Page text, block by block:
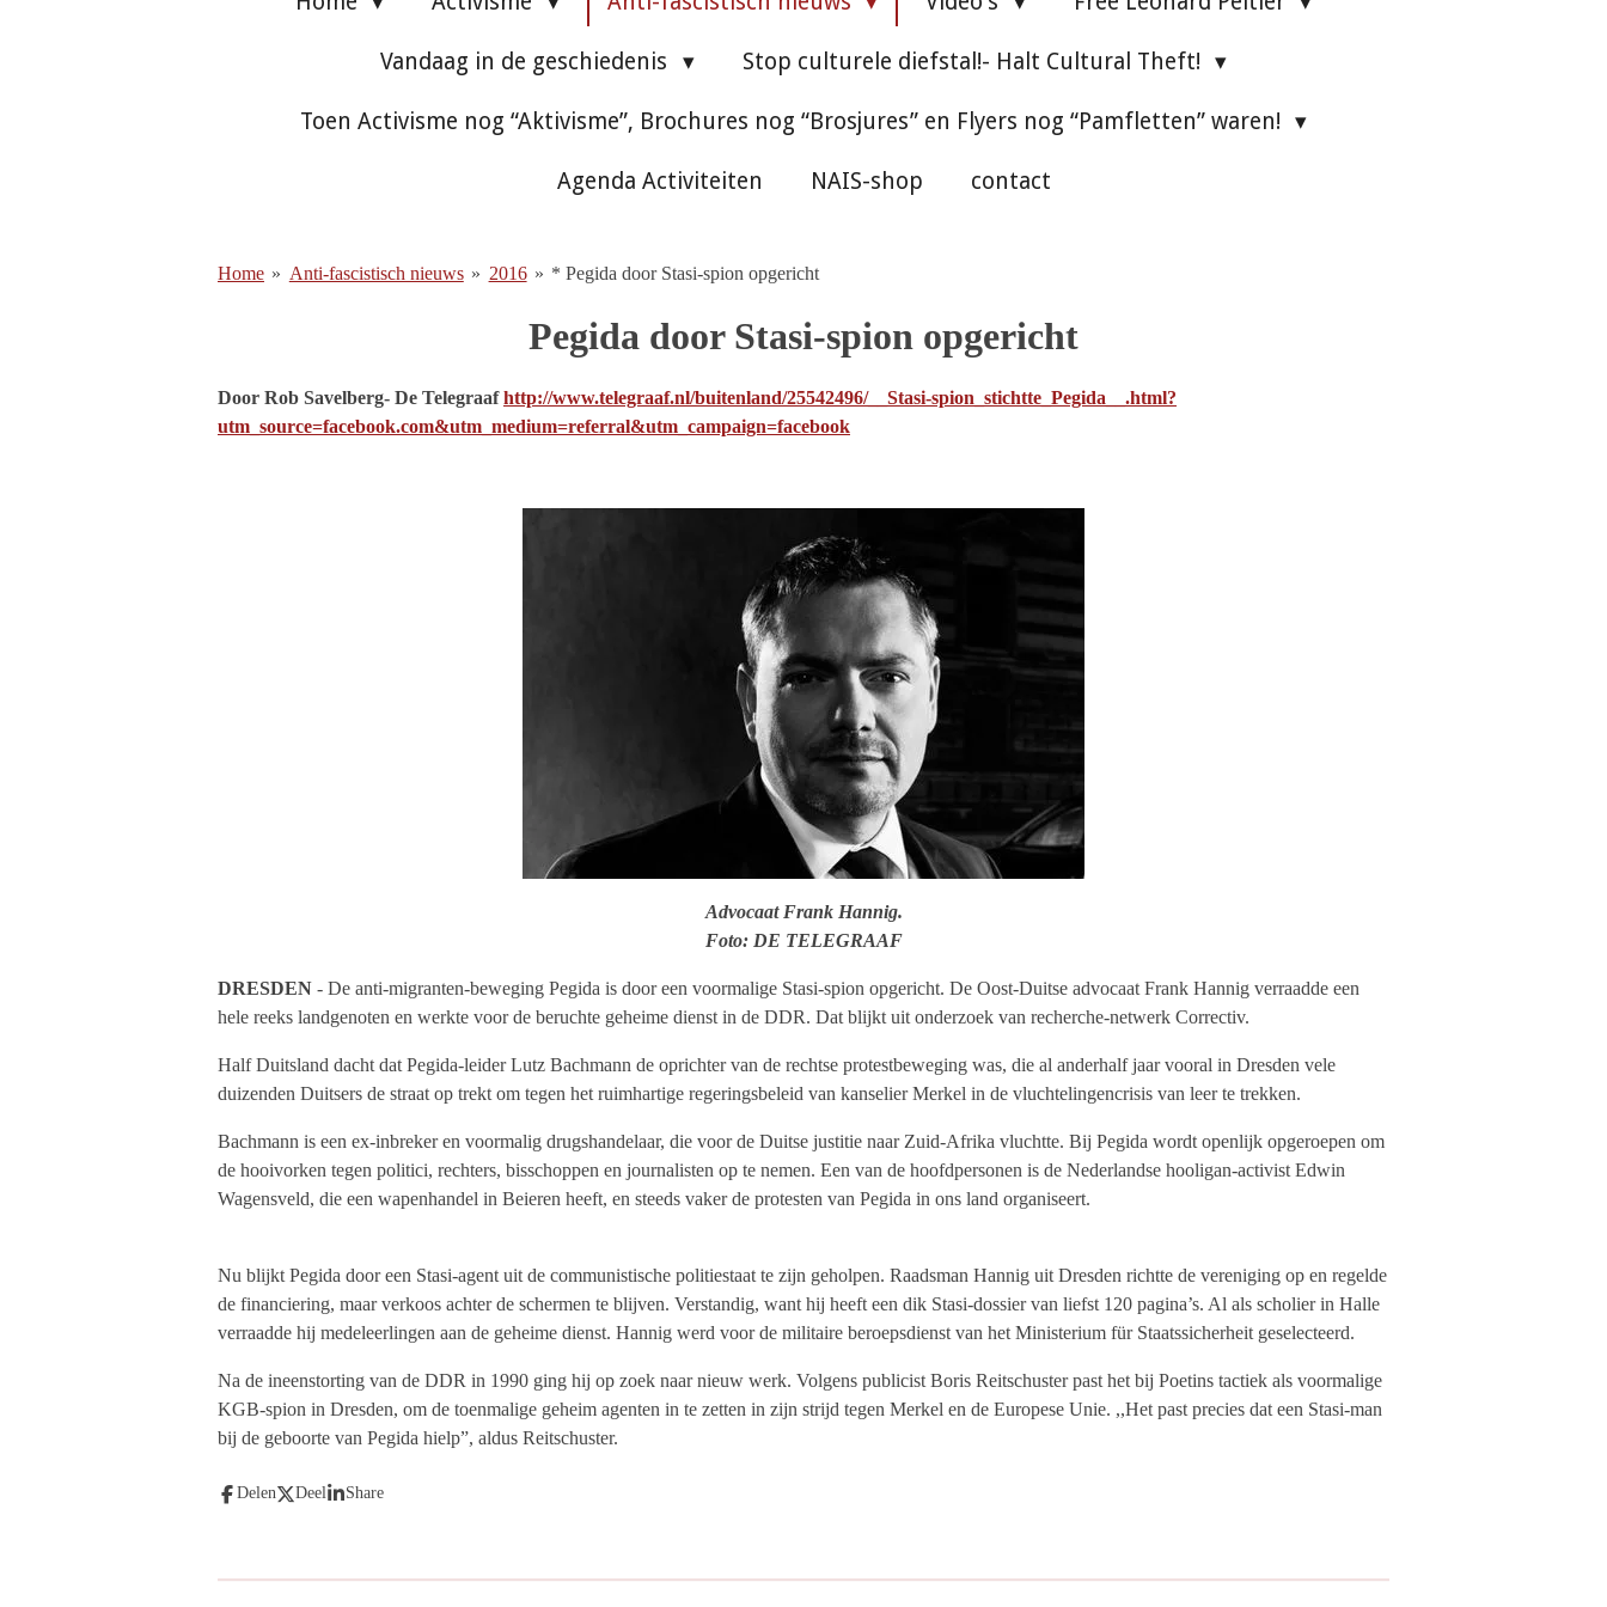
Vandaag in de geschiedenis Stop culturele diefstal!- Halt Cultural Theft!
Toen Activisme nog “Aktivisme”, Brochures nog “Brosjures” en Flyers nog “Pamfletten” waren!
Agenda Activiteiten NAIS-shop contact
Home » Anti-fascistisch nieuws » 2016 » * Pegida door Stasi-spion opgericht
Pegida door Stasi-spion opgericht
Door Rob Savelberg- De Telegraafhttp://www.telegraaf.nl/buitenland/25542496/__Stasi-spion_stichtte_Pegida__.html?
utm_source=facebook.com&utm_medium=referral&utm_campaign=facebook
Advocaat Frank Hannig.
Foto: DE TELEGRAAF
DRESDEN - De anti-migranten-beweging Pegida is door een voormalige Stasi-spion opgericht. De Oost-Duitse advocaat Frank Hannig verraadde een
hele reeks landgenoten en werkte voor de beruchte geheime dienst in de DDR. Dat blijkt uit onderzoek van recherche-netwerk Correctiv.
Half Duitsland dacht dat Pegida-leider Lutz Bachmann de oprichter van de rechtse protestbeweging was, die al anderhalf jaar vooral in Dresden vele
duizenden Duitsers de straat op trekt om tegen het ruimhartige regeringsbeleid van kanselier Merkel in de vluchtelingencrisis van leer te trekken.
Bachmann is een ex-inbreker en voormalig drugshandelaar, die voor de Duitse justitie naar Zuid-Afrika vluchtte. Bij Pegida wordt openlijk opgeroepen om
de hooivorken tegen politici, rechters, bisschoppen en journalisten op te nemen. Een van de hoofdpersonen is de Nederlandse hooligan-activist Edwin
Wagensveld, die een wapenhandel in Beieren heeft, en steeds vaker de protesten van Pegida in ons land organiseert.
Nu blijkt Pegida door een Stasi-agent uit de communistische politiestaat te zijn geholpen. Raadsman Hannig uit Dresden richtte de vereniging op en regelde
de financiering, maar verkoos achter de schermen te blijven. Verstandig, want hij heeft een dik Stasi-dossier van liefst 120 pagina’s. Al als scholier in Halle
verraadde hij medeleerlingen aan de geheime dienst. Hannig werd voor de militaire beroepsdienst van het Ministerium für Staatssicherheit geselecteerd.
Na de ineenstorting van de DDR in 1990 ging hij op zoek naar nieuw werk. Volgens publicist Boris Reitschuster past het bij Poetins tactiek als voormalige
KGB-spion in Dresden, om de toenmalige geheim agenten in te zetten in zijn strijd tegen Merkel en de Europese Unie. ,,Het past precies dat een Stasi-man
bij de geboorte van Pegida hielp”, aldus Reitschuster.
Delen Deel Share